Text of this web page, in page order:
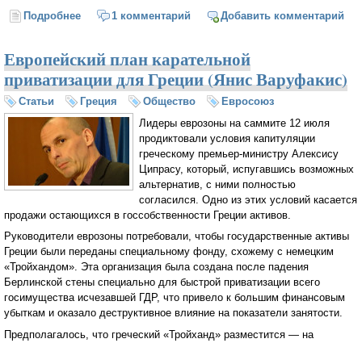
Подробнее о Греция отказала США в просьбе закрыть небо для
1 комментарий Добавить комментарий
Европейский план карательной
приватизации для Греции (Янис Варуфакис)
Статьи Греция Общество
Евросоюз
Лидеры еврозоны на саммите 12 июля
продиктовали условия капитуляции
греческому премьер-министру Алексису
Ципрасу, который, испугавшись возможных
альтернатив, с ними полностью
согласился. Одно из этих условий касается
продажи остающихся в госсобственности Греции активов.
Руководители еврозоны потребовали, чтобы государственные активы
Греции были переданы специальному фонду, схожему с немецким
«Тройхандом». Эта организация была создана после падения
Берлинской стены специально для быстрой приватизации всего
госимущества исчезавшей ГДР, что привело к большим финансовым
убыткам и оказало деструктивное влияние на показатели занятости.
Предполагалось, что греческий «Тройханд» разместится — на